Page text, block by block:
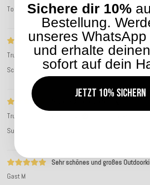
Tolle Ware!
Schnelle Lieferung
Trusted Shops Bewertung
Service-Bewertung
Schnelle Lieferung, tolles Produkt,guter Preis
Trusted Shops Bewertung
Super schnelle Lieferung, tolle Kissen
Sehr schönes und großes
Gast M
Sichere dir 10%
Bestellung.
unseres
und erhalte
sofort auf dein
Jetzt 10% sichern